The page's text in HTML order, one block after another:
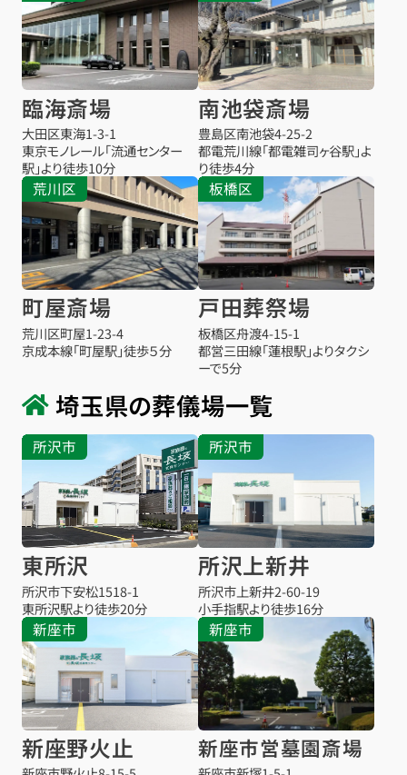
臨海斎場
大田区東海1-3-1
東京モノレール「流通センター
駅」より徒歩10分
南池袋斎場
豊島区南池袋4-25-2
都電荒川線「都電雑司ヶ谷駅」よ
り徒歩4分
荒川区
町屋斎場
荒川区町屋1-23-4
京成本線「町屋駅」徒歩５分
板橋区
戸田葬祭場
板橋区舟渡4-15-1
都営三田線「蓮根駅」よりタクシ
ーで5分
埼玉県の葬儀場一覧
所沢市
東所沢
所沢市下安松1518-1
東所沢駅より徒歩20分
所沢市
所沢上新井
所沢市上新井2-60-19
小手指駅より徒歩16分
新座市
新座野火止
新座市
新座市営墓園斎場